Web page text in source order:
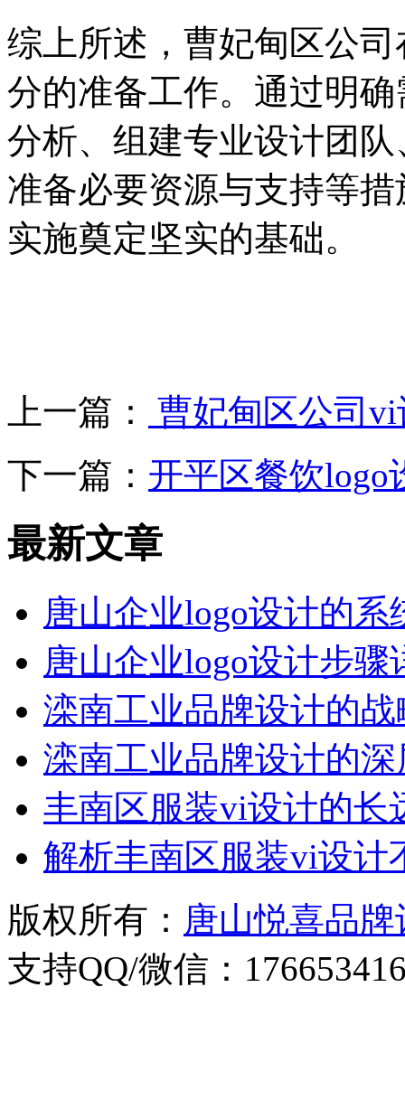
综上所述，曹妃甸区公
分的准备工作。通过明
分析、组建专业设计团
准备必要资源与支持等
实施奠定坚实的基础。
上一篇：
曹妃甸区公司
下一篇： 开平区餐饮logo
最新文章
唐山企业logo设计的系
唐山企业logo设计步骤
滦南工业品牌设计的
滦南工业品牌设计的
丰南区服装vi设计的长
解析丰南区服装vi设计
版权所有： 唐山悦喜品
支持QQ/微信：